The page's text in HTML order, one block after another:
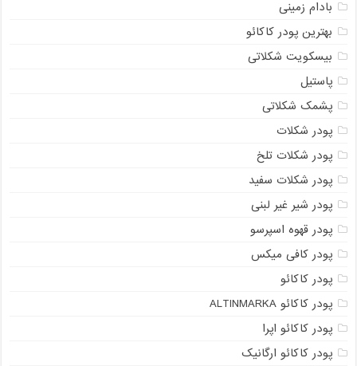
بادام زمینی
بهترین پودر کاکائو
بیسکویت شکلاتی
پاستیل
پشمک شکلاتی
پودر شکلات
پودر شکلات تلخ
پودر شکلات سفید
پودر شیر غیر لبنی
پودر قهوه اسپرسو
پودر کافی میکس
پودر کاکائو
پودر کاکائو ALTINMARKA
پودر کاکائو اپرا
پودر کاکائو ارگانیک